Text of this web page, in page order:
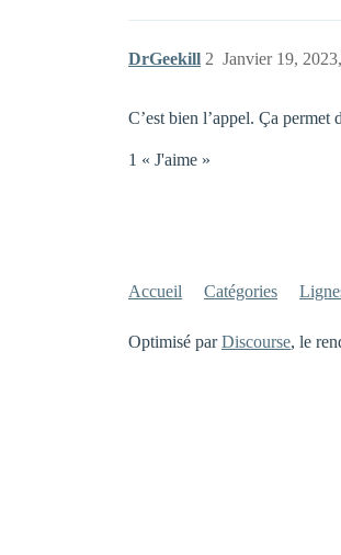
DrGeekill Janvier 19,
2
C’est bien l’appel. Ça permet
1 « J'aime »
Accueil Catégories
Optimisé parDiscourse, le